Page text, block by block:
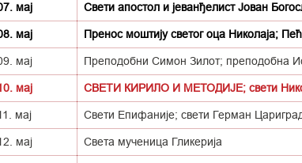
мај Свети апостол и јеванђелист Јован
мај Пренос моштију светог оца Николаја;
мај Преподобни Симон Зилот; преподобна
мај СВЕТИ КИРИЛО И МЕТОДИЈЕ; свети
мај Свети Епифаније; свети Герман
мај Света мученица Гликерија